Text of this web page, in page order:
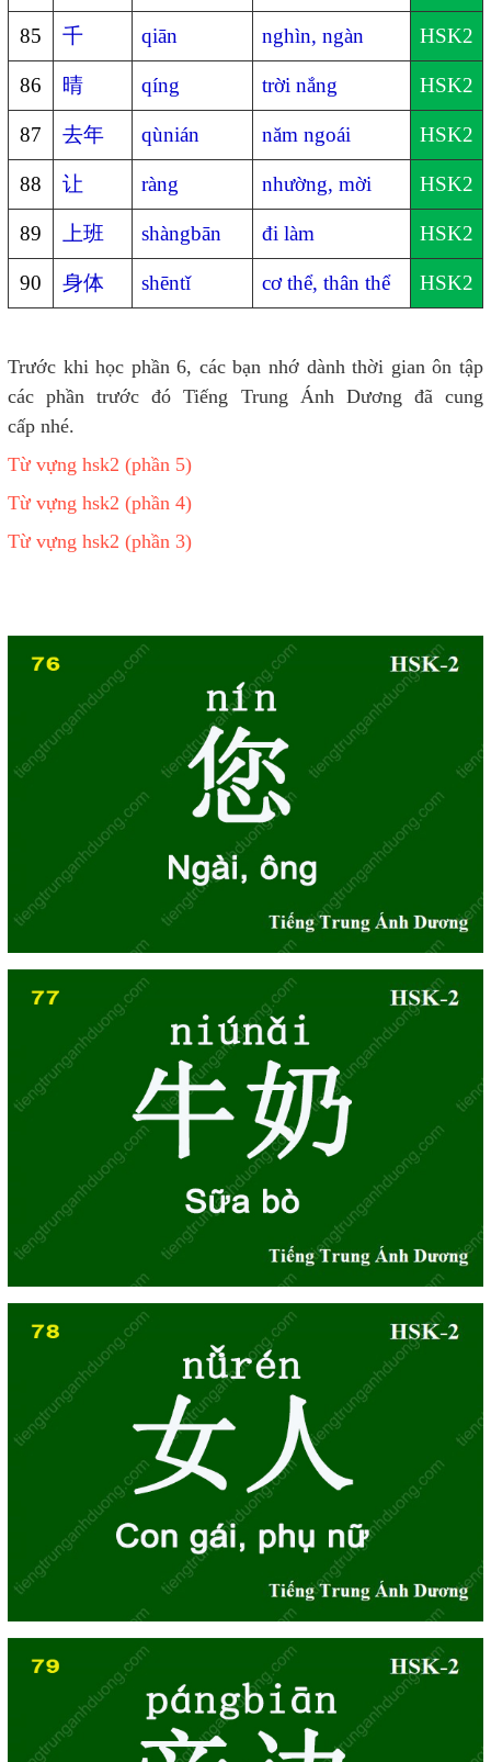
85 千 qiān nghìn, ngàn HSK2
86 晴 qíng trời nắng HSK2
87 去年 qùnián năm ngoái HSK2
88 让 ràng nhường, mời HSK2
89 上班 shàngbān đi làm HSK2
90 身体 shēntǐ cơ thể, thân thể HSK2
Trước khi học phần 6, các bạn nhớ dành thời gian ôn tập
các phần trước đó Tiếng Trung Ánh Dương đã cung
cấp nhé.
Từ vựng hsk2 (phần 5)
Từ vựng hsk2 (phần 4)
Từ vựng hsk2 (phần 3)